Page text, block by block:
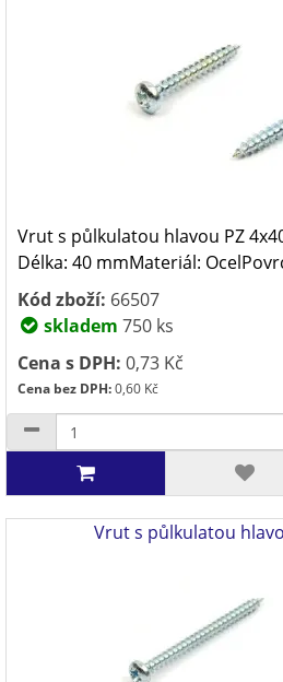
Vrut s půlkulatou hlavou PZ
Délka: 40 mmMateriál:
Kód zboží: 66507
skladem 750 ks
Cena s DPH: 0,73 Kč
Cena bez DPH:0,60 Kč
Vrut s půlkulatou